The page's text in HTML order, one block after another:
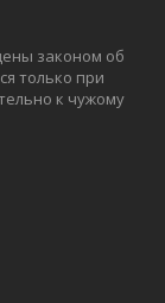
законом об
только при
к чужому